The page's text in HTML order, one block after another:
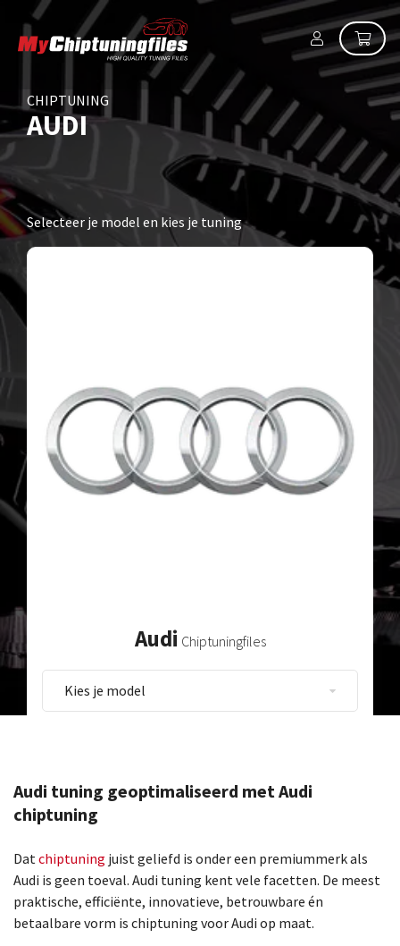
CHIPTUNING
AUDI
Selecteer je model en kies je tuning
Audi Chiptuningfiles
Kies je model
Audi tuning geoptimaliseerd met Audi
chiptuning
Datchiptuning juist geliefd is onder een premiummerk als
Audi is geen toeval. Audi tuning kent vele facetten. De meest
praktische, efficiënte, innovatieve, betrouwbare én
betaalbare vorm is chiptuning voor Audi op maat.